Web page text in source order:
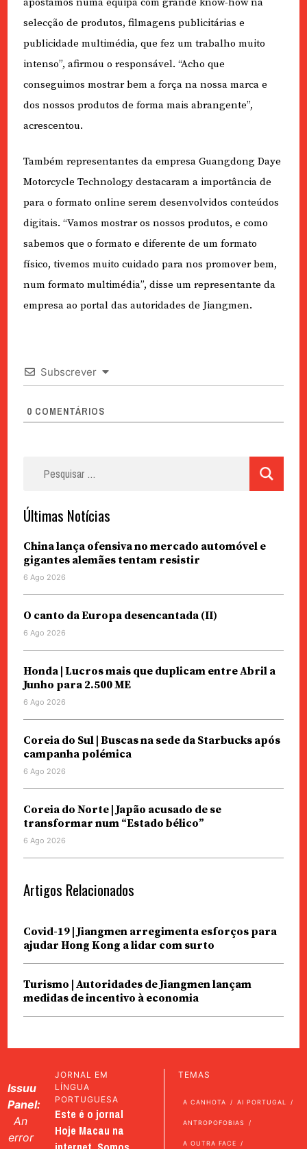
selecção de produtos, filmagens publicitárias e
publicidade multimédia, que fez um trabalho muito
intenso”, afirmou o responsável. “Acho que
conseguimos mostrar bem a força na nossa marca e
dos nossos produtos de forma mais abrangente”,
acrescentou.
Também representantes da empresa Guangdong Daye
Motorcycle Technology destacaram a importância de
para o formato online serem desenvolvidos conteúdos
digitais. “Vamos mostrar os nossos produtos, e como
sabemos que o formato e diferente de um formato
físico, tivemos muito cuidado para nos promover bem,
num formato multimédia”, disse um representante da
empresa ao portal das autoridades de Jiangmen.
Subscrever
0 COMENTÁRIOS
Últimas Notícias
China lança ofensiva no mercado automóvel e
gigantes alemães tentam resistir
6 Ago 2026
O canto da Europa desencantada (II)
6 Ago 2026
Honda | Lucros mais que duplicam entre Abril a
Junho para 2.500 ME
6 Ago 2026
Coreia do Sul | Buscas na sede da Starbucks após
campanha polémica
6 Ago 2026
Coreia do Norte | Japão acusado de se
transformar num “Estado bélico”
6 Ago 2026
Artigos Relacionados
Covid-19 | Jiangmen arregimenta esforços para
ajudar Hong Kong a lidar com surto
Turismo | Autoridades de Jiangmen lançam
medidas de incentivo à economia
Issuu
Panel:
An
error
JORNAL EM
LÍNGUA
PORTUGUESA
Este é o jornal
Hoje Macau na
TEMAS
A CANHOTA AI PORTUGAL
ANTROPOFOBIAS
A OUTRA FACE